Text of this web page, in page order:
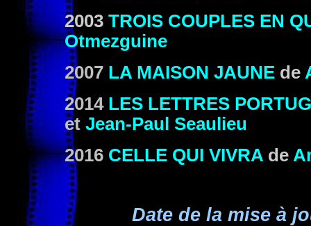
2003 TROIS COUPLES EN
Otmezguine
2007 LA MAISON JAUNE de
2014 LES LETTRES
et Jean-Paul Seaulieu
2016 CELLE QUI VIVRA de
Date de la mise à